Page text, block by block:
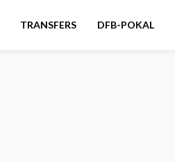
TRANSFERS DFB-POKAL